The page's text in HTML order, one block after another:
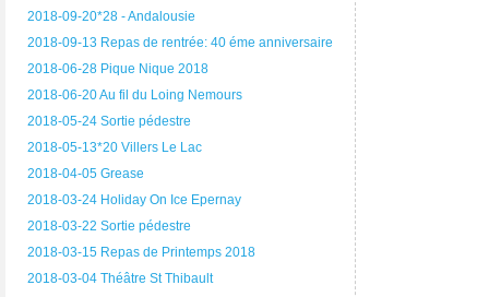
2018-09-20*28 - Andalousie
2018-09-13 Repas de rentrée: 40 éme anniversaire
2018-06-28 Pique Nique 2018
2018-06-20 Au fil du Loing Nemours
2018-05-24 Sortie pédestre
2018-05-13*20 Villers Le Lac
2018-04-05 Grease
2018-03-24 Holiday On Ice Epernay
2018-03-22 Sortie pédestre
2018-03-15 Repas de Printemps 2018
2018-03-04 Théâtre St Thibault